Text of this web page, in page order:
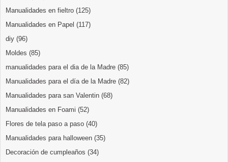
Manualidades en fieltro (125)
Manualidades en Papel (117)
diy (96)
Moldes (85)
manualidades para el dia de la Madre (85)
Manualidades para el día de la Madre (82)
Manualidades para san Valentin (68)
Manualidades en Foami (52)
Flores de tela paso a paso (40)
Manualidades para halloween (35)
Decoración de cumpleaños (34)